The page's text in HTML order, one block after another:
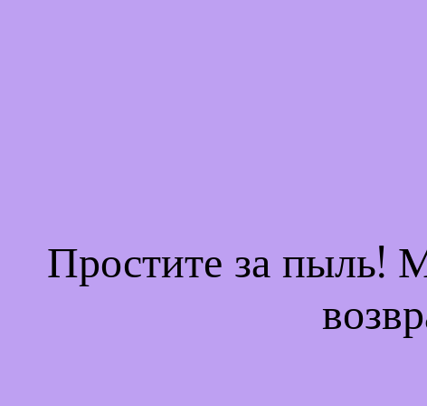
Простите за пыль!